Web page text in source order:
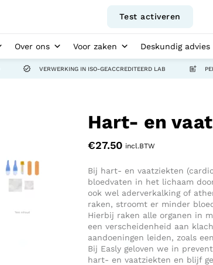
Test activeren
Over ons Voor zaken Deskundig advies
VERWERKING IN ISO-GEACCREDITEERD LAB
Hart- en
€27.50 incl.BTW
Bij hart- en vaatziekten
bloedvaten in het lichaam
ook wel aderverkalking of
raken, stroomt er minder
Hierbij raken alle organen in
een verscheidenheid aan
aandoeningen leiden, zoals
Bij Easly geloven we in
hart- en vaatziekten en blijf